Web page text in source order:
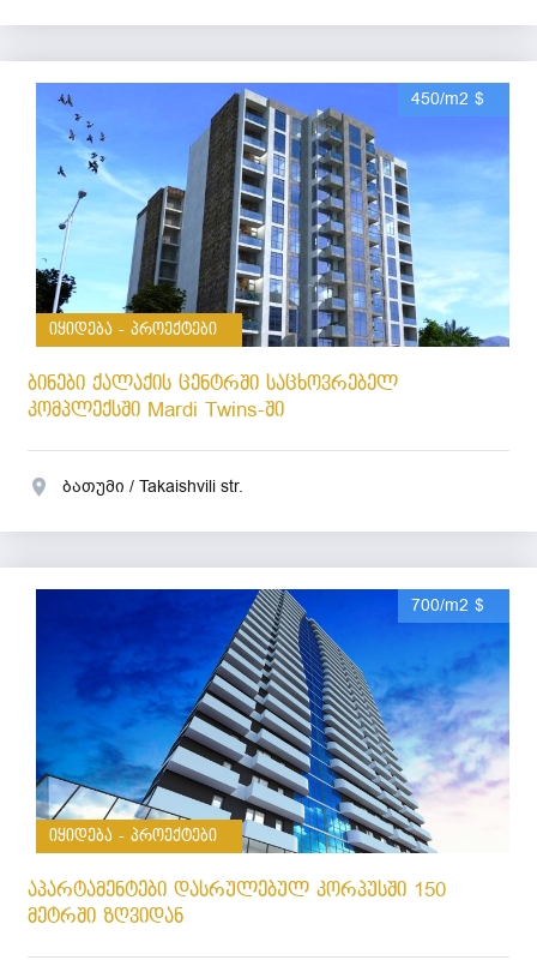
450/m2 $
იყიდება - პროექტები
ბინები ქალაქის ცენტრში საცხოვრებელ
კომპლექსში Mardi Twins-ში
ბათუმი / Takaishvili str.
700/m2 $
იყიდება - პროექტები
აპარტამენტები დასრულებულ კორპუსში 150
მეტრში ზღვიდან